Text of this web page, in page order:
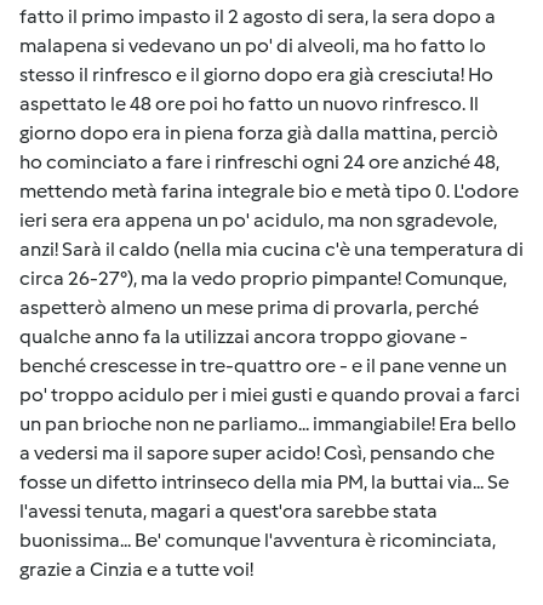
fatto il primo impasto il 2 agosto di sera, la sera dopo a
malapena si vedevano un po' di alveoli, ma ho fatto lo
stesso il rinfresco e il giorno dopo era già cresciuta! Ho
aspettato le 48 ore poi ho fatto un nuovo rinfresco. Il
giorno dopo era in piena forza già dalla mattina, perciò
ho cominciato a fare i rinfreschi ogni 24 ore anziché 48,
mettendo metà farina integrale bio e metà tipo 0. L'odore
ieri sera era appena un po' acidulo, ma non sgradevole,
anzi! Sarà il caldo (nella mia cucina c'è una temperatura di
circa 26-27°), ma la vedo proprio pimpante! Comunque,
aspetterò almeno un mese prima di provarla, perché
qualche anno fa la utilizzai ancora troppo giovane -
benché crescesse in tre-quattro ore - e il pane venne un
po' troppo acidulo per i miei gusti e quando provai a farci
un pan brioche non ne parliamo... immangiabile! Era bello
a vedersi ma il sapore super acido! Così, pensando che
fosse un difetto intrinseco della mia PM, la buttai via... Se
l'avessi tenuta, magari a quest'ora sarebbe stata
buonissima... Be' comunque l'avventura è ricominciata,
grazie a Cinzia e a tutte voi!